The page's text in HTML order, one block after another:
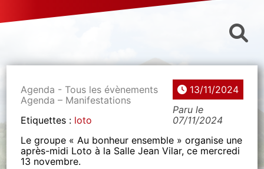
Agenda - Tous les évènements
Agenda – Manifestations
Etiquettes : loto
13/11/2024
Paru le
07/11/2024
Le groupe « Au bonheur ensemble » organise une
après-midi Loto à la Salle Jean Vilar, ce mercredi
13 novembre.